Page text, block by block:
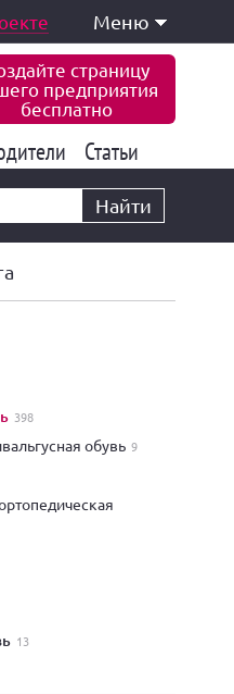
Меню
страницу
предприятия
бесплатно
6 777
Статьи
Найти
398
обувь 9
13